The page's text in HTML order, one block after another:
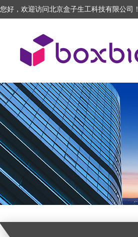
您好，欢迎访问北京盒子生工科技有限公司！